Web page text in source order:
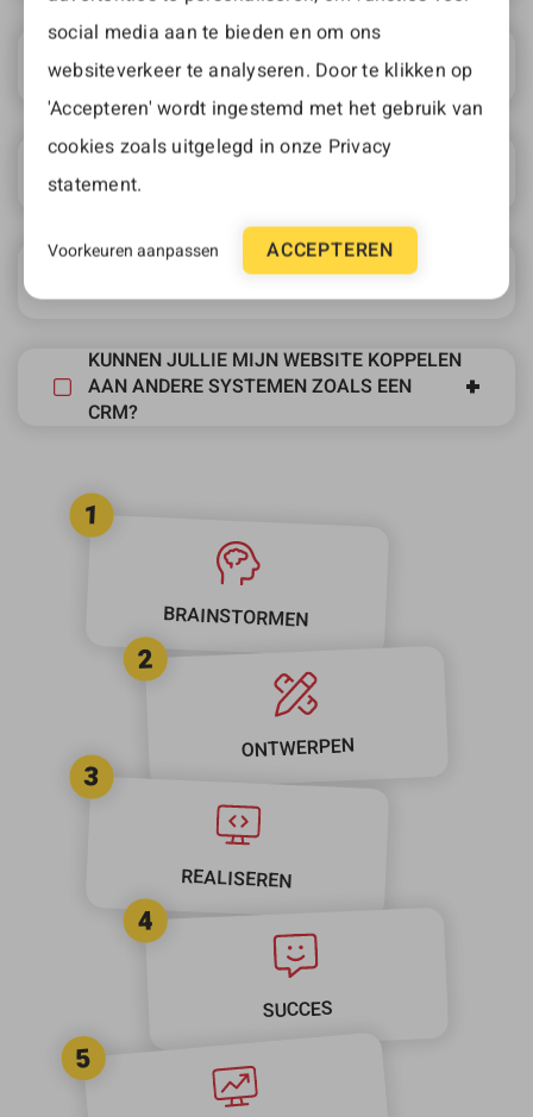
AAN?
HOE SNEL KUNNEN JULLIE EEN WEBSITE
OPLEVEREN?
IS MIJN WEBSITE SEO-VRIENDELIJK?
KUNNEN JULLIE MIJN WEBSITE KOPPELEN
AAN ANDERE SYSTEMEN ZOALS EEN
CRM?
1
BRAINSTORMEN
2
ONTWERPEN
3
REALISEREN
4
SUCCES
5
social media aan te bieden en om ons
websiteverkeer te analyseren. Door te klikken op
'Accepteren' wordt ingestemd met het gebruik van
cookies zoals uitgelegd in onze Privacy
statement.
Voorkeuren aanpassen ACCEPTEREN